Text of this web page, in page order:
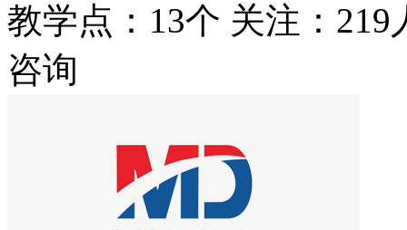
教学点：13个 关注：219
咨询